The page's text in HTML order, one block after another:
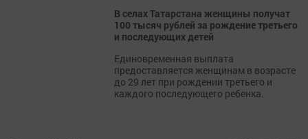
В селах Татарстана женщины получат
100 тысяч рублей за рождение третьего
и последующих детей
Единовременная выплата
предоставляется женщинам в возрасте
до 29 лет при рождении третьего и
каждого последующего ребенка.